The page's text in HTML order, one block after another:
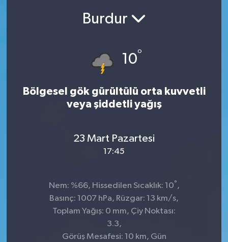
Burdur
10°
Bölgesel gök gürültülü orta kuvvetli
veya şiddetli yağış
23 Mart Pazartesi
17:45
Nem: %66, Hissedilen Sıcaklık: 10° ,
Basınç: 1007 hPa, Rüzgar: 13 km/s,
Toplam Yağış: 0 mm, Çiy Noktası:
3.3,
Görüş Mesafesi: 10 km, Gün